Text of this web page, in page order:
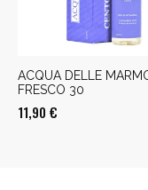
ACQUA DELLE
FRESCO 30
11,90 €